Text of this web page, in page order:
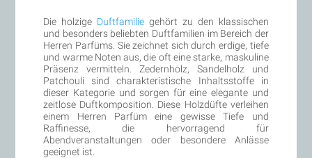
Die holzige Duftfamilie gehört zu den klassischen
und besonders beliebten Duftfamilien im Bereich der
Herren Parfüms. Sie zeichnet sich durch erdige, tiefe
und warme Noten aus, die oft eine starke, maskuline
Präsenz vermitteln. Zedernholz, Sandelholz und
Patchouli sind charakteristische Inhaltsstoffe in
dieser Kategorie und sorgen für eine elegante und
zeitlose Duftkomposition. Diese Holzdüfte verleihen
einem Herren Parfüm eine gewisse Tiefe und
Raffinesse, die hervorragend für
Abendveranstaltungen oder besondere Anlässe
geeignet ist.